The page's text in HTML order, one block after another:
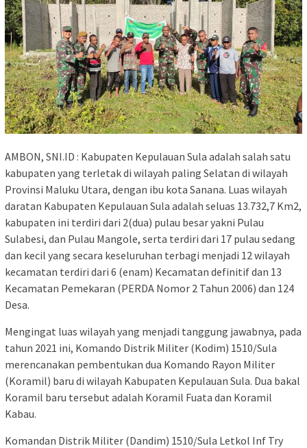
AMBON, SNI.ID : Kabupaten Kepulauan Sula adalah salah satu
kabupaten yang terletak di wilayah paling Selatan di wilayah
Provinsi Maluku Utara, dengan ibu kota Sanana. Luas wilayah
daratan Kabupaten Kepulauan Sula adalah seluas 13.732,7 Km2,
kabupaten ini terdiri dari 2(dua) pulau besar yakni Pulau
Sulabesi, dan Pulau Mangole, serta terdiri dari 17 pulau sedang
dan kecil yang secara keseluruhan terbagi menjadi 12 wilayah
kecamatan terdiri dari 6 (enam) Kecamatan definitif dan 13
Kecamatan Pemekaran (PERDA Nomor 2 Tahun 2006) dan 124
Desa.
Mengingat luas wilayah yang menjadi tanggung jawabnya, pada
tahun 2021 ini, Komando Distrik Militer (Kodim) 1510/Sula
merencanakan pembentukan dua Komando Rayon Militer
(Koramil) baru di wilayah Kabupaten Kepulauan Sula. Dua bakal
Koramil baru tersebut adalah Koramil Fuata dan Koramil
Kabau.
Komandan Distrik Militer (Dandim) 1510/Sula Letkol Inf Try